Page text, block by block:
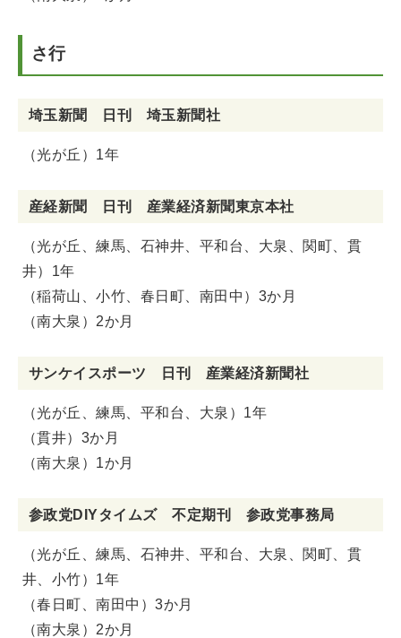
さ行
埼玉新聞 日刊 埼玉新聞社
（光が丘）1年
産経新聞 日刊 産業経済新聞東京本社
（光が丘、練馬、石神井、平和台、大泉、関町、貫
井）1年
（稲荷山、小竹、春日町、南田中）3か月
（南大泉）2か月
サンケイスポーツ 日刊 産業経済新聞社
（光が丘、練馬、平和台、大泉）1年
（貫井）3か月
（南大泉）1か月
参政党DIYタイムズ 不定期刊 参政党事務局
（光が丘、練馬、石神井、平和台、大泉、関町、貫
井、小竹）1年
（春日町、南田中）3か月
（南大泉）2か月